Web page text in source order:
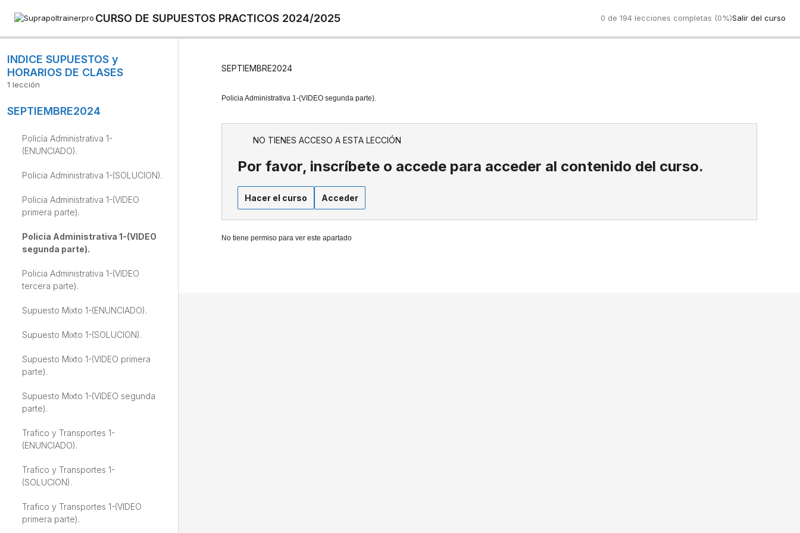
CURSO DE SUPUESTOS PRACTICOS 2024/2025 0 de 194 lecciones completas (0%)Salir del curso
INDICE SUPUESTOS y
HORARIOS DE CLASES
CLASES
1 lección
SEPTIEMBRE2024
Policía Administrativa 1-
(ENUNCIADO).
Policia Administrativa 1-(SOLUCION).
Policia Administrativa 1-(VIDEO
primera parte).
Policia Administrativa 1-(VIDEO
segunda parte).
Policia Administrativa 1-(VIDEO
tercera parte).
Supuesto Mixto 1-(ENUNCIADO).
Supuesto Mixto 1-(SOLUCION).
Supuesto Mixto 1-(VIDEO primera
parte).
Supuesto Mixto 1-(VIDEO segunda
parte).
Trafico y Transportes 1-
(ENUNCIADO).
Trafico y Transportes 1-
(SOLUCION).
Trafico y Transportes 1-(VIDEO
primera parte).
SEPTIEMBRE2024
Policia Administrativa 1-(VIDEO segunda parte).
NO TIENES ACCESO A ESTA LECCIÓN
Por favor, inscríbete o accede para acceder al contenido del curso.
Hacer el curso Acceder
No tiene permiso para ver este apartado